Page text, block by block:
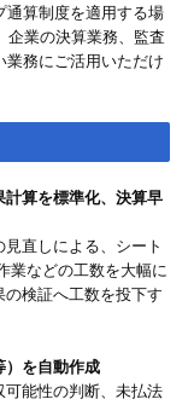
通算制度を適用する場
企業の決算業務、監査
業務にご活用いただけ
計算を標準化、決算早
直しによる、シート
業などの工数を大幅に
検証へ工数を投下す
）を自動作成
可能性の判断、未払法